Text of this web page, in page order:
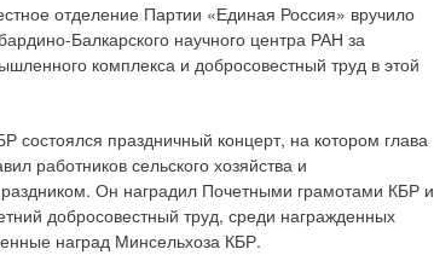
отделение Партии «Единая Россия» вручило
Балкарского научного центра РАН за
комплекса и добросовестный труд в этой
состоялся праздничный концерт, на котором глава
работников сельского хозяйства и
Он наградил Почетными грамотами КБР и
добросовестный труд, среди награжденных
наград Минсельхоза КБР.